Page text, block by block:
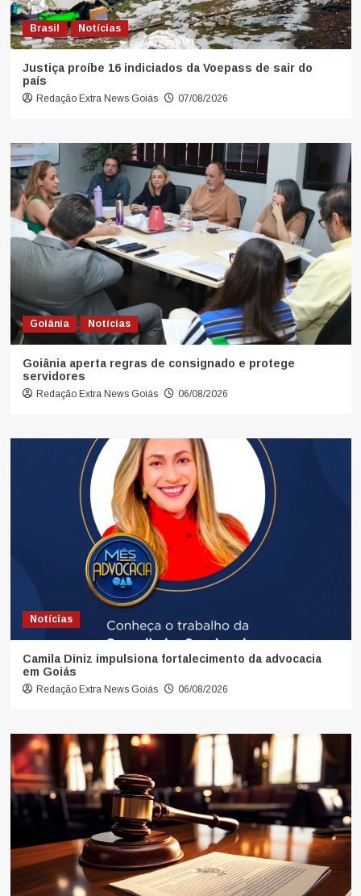
Brasil Notícias
Justiça proíbe 16 indiciados da Voepass de sair do
país
Redação Extra News Goiás 07/08/2026
Goiânia Notícias
Goiânia aperta regras de consignado e protege
servidores
Redação Extra News Goiás 06/08/2026
Notícias
Camila Diniz impulsiona fortalecimento da advocacia
em Goiás
Redação Extra News Goiás 06/08/2026